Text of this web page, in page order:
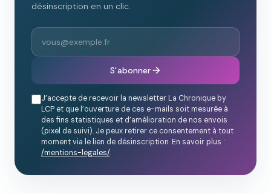
désinscription en un clic.
S'abonner
J’accepte de recevoir la newsletter La Chronique by
LCP et que l’ouverture de ces e-mails soit mesurée à
des fins statistiques et d’amélioration de nos envois
(pixel de suivi). Je peux retirer ce consentement à tout
moment via le lien de désinscription. En savoir plus :
/mentions-legales/.